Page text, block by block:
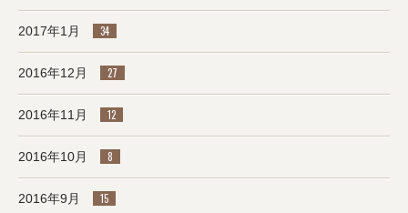
2017年1月 34
2016年12月 27
2016年11月 12
2016年10月 8
2016年9月 15